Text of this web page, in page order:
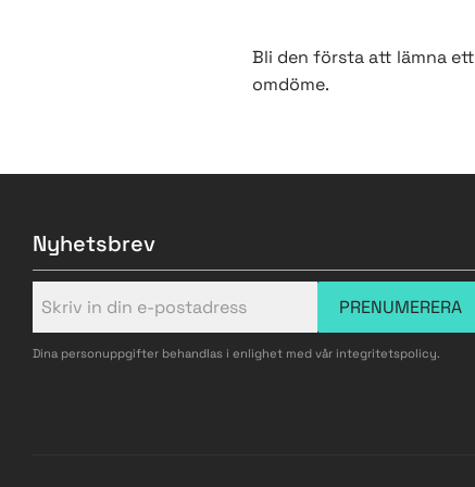
Bli den första att lämna ett
omdöme.
Nyhetsbrev
PRENUMERERA
Dina personuppgifter behandlas i enlighet med vår integritetspolicy.